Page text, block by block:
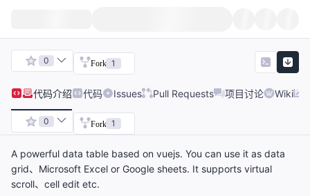
0 Fork 1
代码介绍 代码 Issues Pull Requests 项目讨论 Wiki
0 Fork 1
A powerful data table based on vuejs. You can use it as data
grid、Microsoft Excel or Google sheets. It supports virtual
scroll、cell edit etc.